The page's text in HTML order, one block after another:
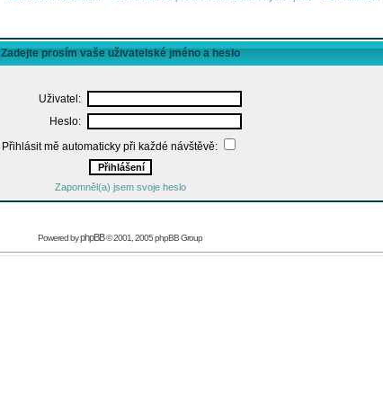
Zadejte prosím vaše uživatelské jméno a heslo
Uživatel:
Heslo:
Přihlásit mě automaticky při každé návštěvě:
Zapomněl(a) jsem svoje heslo
Powered byphpBB© 2001, 2005 phpBB Group